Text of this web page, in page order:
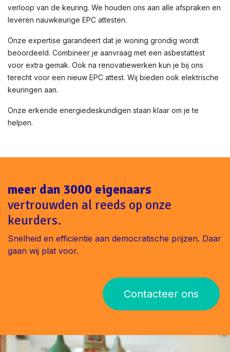
verloop van de keuring. We houden ons aan alle afspraken en
leveren nauwkeurige EPC attesten.
Onze expertise garandeert dat je woning grondig wordt
beoordeeld. Combineer je aanvraag met een asbestattest
voor extra gemak. Ook na renovatiewerken kun je bij ons
terecht voor een nieuw EPC attest. Wij bieden ook elektrische
keuringen aan.
Onze erkende energiedeskundigen staan klaar om je te
helpen.
meer dan 3000 eigenaars
vertrouwden al reeds op onze
keurders.
Snelheid en efficientie aan democratische prijzen. Daar
gaan wij plat voor.
Contacteer ons